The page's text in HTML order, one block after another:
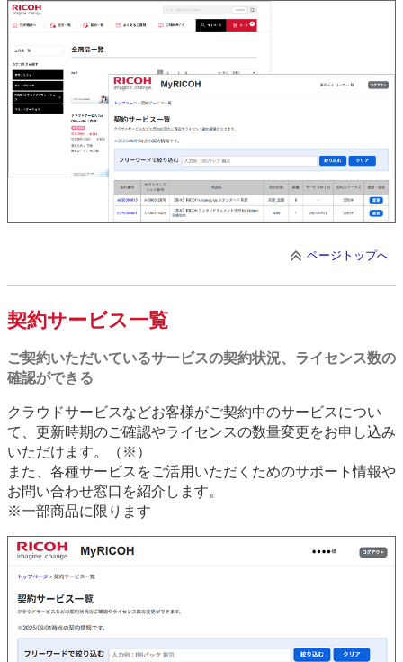
ページトップへ
契約サービス一覧
ご契約いただいているサービスの契約状況、ライセンス数の
確認ができる
クラウドサービスなどお客様がご契約中のサービスについ
て、更新時期のご確認やライセンスの数量変更をお申し込み
いただけます。（※）
また、各種サービスをご活用いただくためのサポート情報や
お問い合わせ窓口を紹介します。
※一部商品に限ります